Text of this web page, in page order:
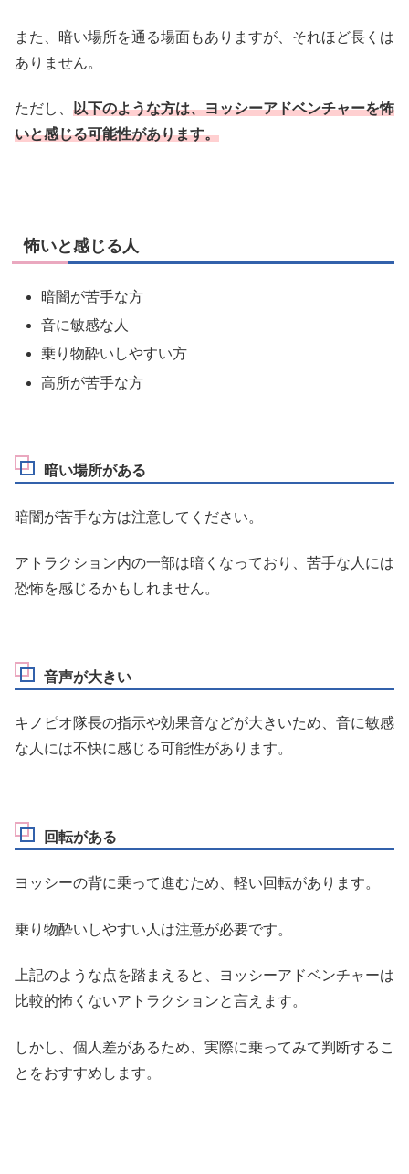
また、暗い場所を通る場面もありますが、それほど長くは
ありません。
ただし、 以下のような方は、ヨッシーアドベンチャーを怖
いと感じる可能性があります。
怖いと感じる人
暗闇が苦手な方
音に敏感な人
乗り物酔いしやすい方
高所が苦手な方
暗い場所がある
暗闇が苦手な方は注意してください。
アトラクション内の一部は暗くなっており、苦手な人には
恐怖を感じるかもしれません。
音声が大きい
キノピオ隊長の指示や効果音などが大きいため、音に敏感
な人には不快に感じる可能性があります。
回転がある
ヨッシーの背に乗って進むため、軽い回転があります。
乗り物酔いしやすい人は注意が必要です。
上記のような点を踏まえると、ヨッシーアドベンチャーは
比較的怖くないアトラクションと言えます。
しかし、個人差があるため、実際に乗ってみて判断するこ
とをおすすめします。